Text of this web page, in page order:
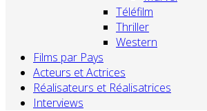
Téléfilm
Thriller
Western
Films par Pays
Acteurs et Actrices
Réalisateurs et Réalisatrices
Interviews